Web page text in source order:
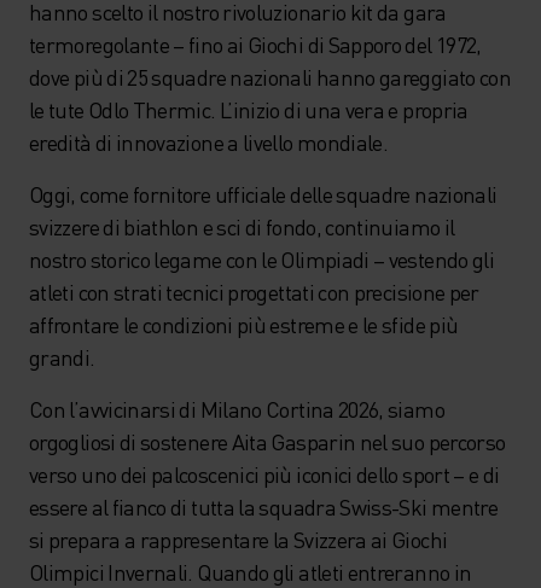
hanno scelto il nostro rivoluzionario kit da gara
termoregolante – fino ai Giochi di Sapporo del 1972,
dove più di 25 squadre nazionali hanno gareggiato con
le tute Odlo Thermic. L’inizio di una vera e propria
eredità di innovazione a livello mondiale.
Oggi, come fornitore ufficiale delle squadre nazionali
svizzere di biathlon e sci di fondo, continuiamo il
nostro storico legame con le Olimpiadi – vestendo gli
atleti con strati tecnici progettati con precisione per
affrontare le condizioni più estreme e le sfide più
grandi.
Con l’avvicinarsi di Milano Cortina 2026, siamo
orgogliosi di sostenere Aita Gasparin nel suo percorso
verso uno dei palcoscenici più iconici dello sport – e di
essere al fianco di tutta la squadra Swiss-Ski mentre
si prepara a rappresentare la Svizzera ai Giochi
Olimpici Invernali. Quando gli atleti entreranno in